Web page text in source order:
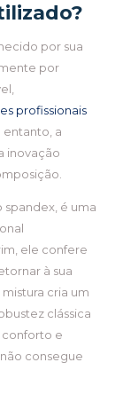
por sua
por
profissionais
entanto, a
inovação
é uma
ele confere
à sua
cria um
clássica
conforto e
consegue